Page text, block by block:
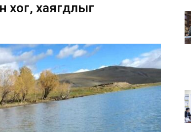
хог, хаягдлыг